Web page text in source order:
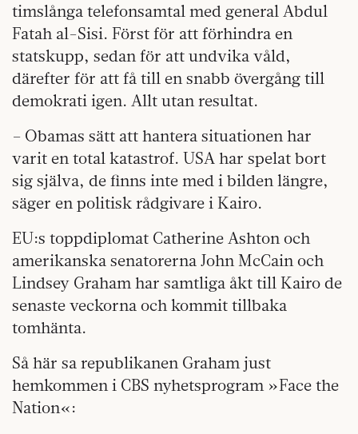
timslånga telefonsamtal med general Abdul
Fatah al-Sisi. Först för att förhindra en
statskupp, sedan för att undvika våld,
därefter för att få till en snabb övergång till
demokrati igen. Allt utan resultat.
– Obamas sätt att hantera situationen har
varit en total katastrof. USA har spelat bort
sig själva, de finns inte med i bilden längre,
säger en politisk rådgivare i Kairo.
EU:s toppdiplomat Catherine Ashton och
amerikanska senatorerna John McCain och
Lindsey Graham har samtliga åkt till Kairo de
senaste veckorna och kommit tillbaka
tomhänta.
Så här sa republikanen Graham just
hemkommen i CBS nyhetsprogram »Face the
Nation«: